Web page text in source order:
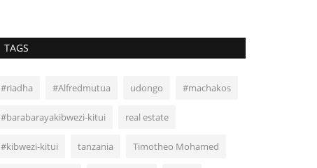
TAGS
#riadha #Alfredmutua udongo #machakos
#barabarayakibwezi-kitui real estate
#kibwezi-kitui tanzania Timotheo Mohamed